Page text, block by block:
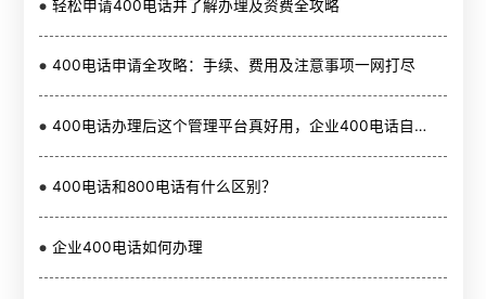
轻松申请400电话并了解办理及资费全攻略
400电话申请全攻略：手续、费用及注意事项一网打尽
400电话办理后这个管理平台真好用，企业400电话自助服务省心省力
400电话和800电话有什么区别？
企业400电话如何办理